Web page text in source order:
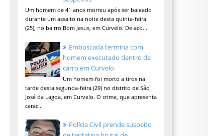
Um homem de 41 anos morreu após ser baleado
durante um assalto na noite desta quinta-feira
(25), no bairro Bom Jesus, em Curvelo. De aco...
Emboscada termina com
homem executado dentro de
carro em Curvelo
Um homem foi morto a tiros na
tarde desta segunda-feira (29) no distrito de São
José da Lagoa, em Curvelo. O crime, que apresenta
carac...
Polícia Civil prende suspeito